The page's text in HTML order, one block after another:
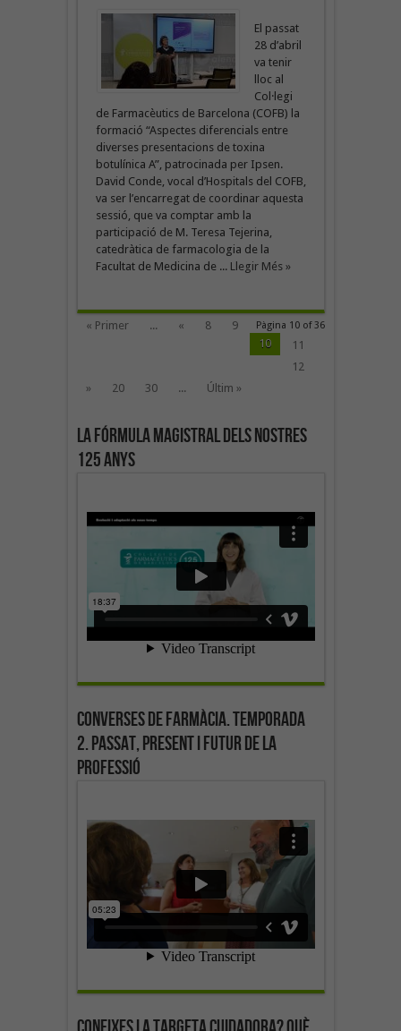
El passat
28 d’abril
va tenir
lloc al
Col·legi
de Farmacèutics de Barcelona (COFB) la
formació “Aspectes diferencials entre
diverses presentacions de toxina
botulínica A”, patrocinada per Ipsen.
David Conde, vocal d’Hospitals del COFB,
va ser l’encarregat de coordinar aquesta
sessió, que va comptar amb la
participació de M. Teresa Tejerina,
catedràtica de farmacologia de la
Facultat de Medicina de ... Llegir Més »
Pàgina 10 of 36
« Primer ... « 8
9
10
11
12
»
20 30 ... Últim »
La fórmula magistral dels nostres
125 anys
Converses de farmàcia. Temporada
2. Passat, present i futur de la
professió